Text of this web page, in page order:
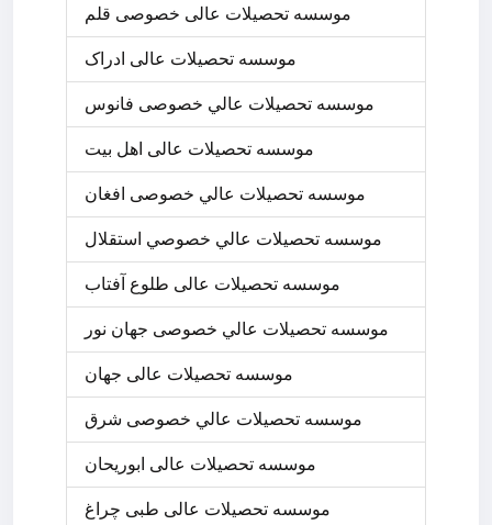
موسسه تحصیلات عالی خصوصی قلم
موسسه تحصیلات عالی ادراک
موسسه تحصيلات عالي خصوصی فانوس
موسسه تحصیلات عالی اهل بیت
موسسه تحصيلات عالي خصوصی افغان
موسسه تحصيلات عالي خصوصي استقلال
موسسه تحصیلات عالی طلوع آفتاب
موسسه تحصيلات عالي خصوصی جهان نور
موسسه تحصیلات عالی جهان
موسسه تحصيلات عالي خصوصی شرق
موسسه تحصیلات عالی ابوریحان
موسسه تحصیلات عالی طبی چراغ